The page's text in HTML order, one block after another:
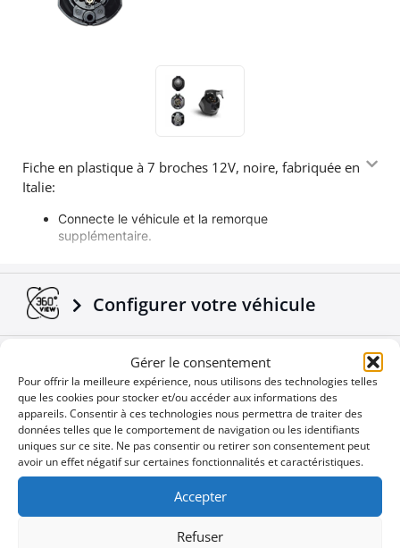
Gérer le consentement
Pour offrir la meilleure expérience, nous utilisons des technologies telles
que les cookies pour stocker et/ou accéder aux informations des
appareils. Consentir à ces technologies nous permettra de traiter des
données telles que le comportement de navigation ou les identifiants
uniques sur ce site. Ne pas consentir ou retirer son consentement peut
avoir un effet négatif sur certaines fonctionnalités et caractéristiques.
Accepter
Refuser
Fiche en plastique à 7 broches 12V, noire, fabriquée en
Italie:
Connecte le véhicule et la remorque
supplémentaire.
véhicule à la remorque.
Adaptable sur tous les camions / remorques.
Fabriqué selon les normes européennes.
gamme déjà réussie des accessoires Tessera4x4.
Configurer votre véhicule
Télécharger des Brochures et
Manuels
Nouvelles de l'Entreprise
Offres spéciales